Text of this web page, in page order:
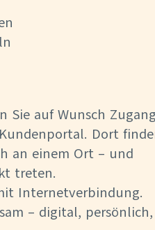
Sie auf Wunsch Zugang
Dort
an einem Ort – und
treten.
Internetverbindung.
– digital, persönlich,